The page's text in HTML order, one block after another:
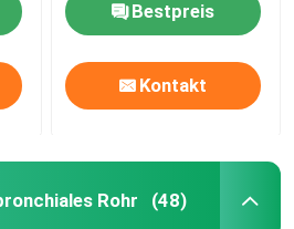
Bestpreis
Kontakt
Rohr (48)